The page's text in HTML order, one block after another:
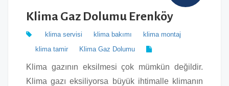
Klima Gaz Dolumu Erenköy
klima servisi klima bakımı
klima montaj
klima tamir
Klima Gaz Dolumu
Klima gazının eksilmesi çok mümkün değildir.
Klima gazı eksiliyorsa büyük ihtimalle klimanın